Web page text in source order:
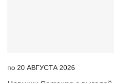
по 20 АВГУСТА 2026